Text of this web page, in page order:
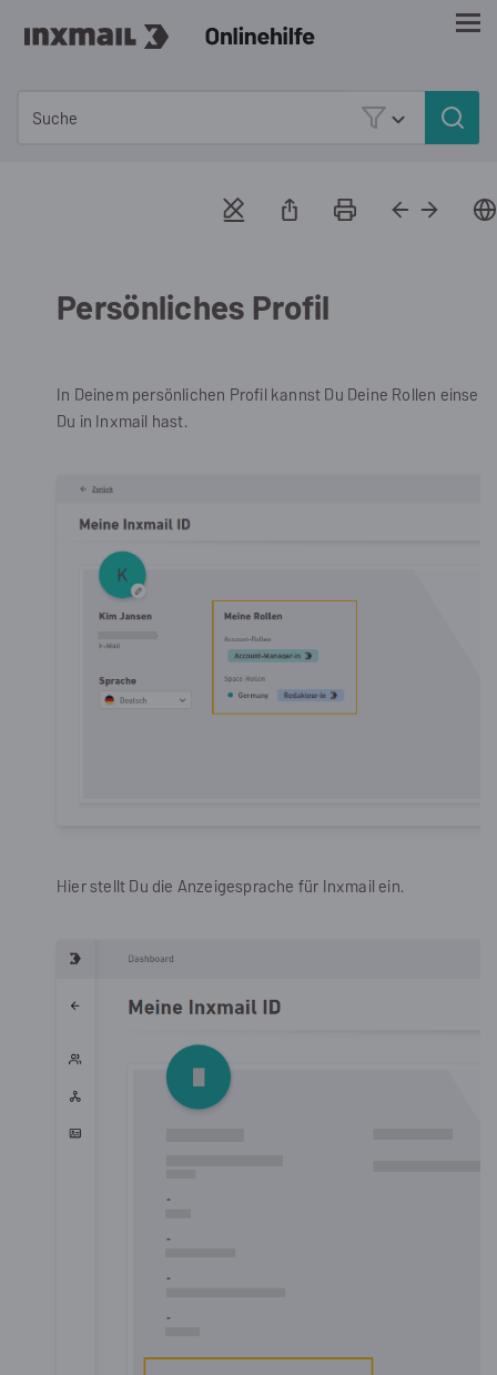
Persönliches Profil
In Deinem persönlichen Profil kannst Du Deine Rollen
Du in Inxmail hast.
Hier stellt Du die Anzeigesprache für Inxmail ein.